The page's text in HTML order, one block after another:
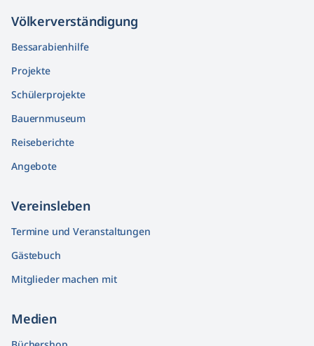
Völkerver­ständigung
Bessarabienhilfe
Projekte
Schülerprojekte
Bauernmuseum
Reiseberichte
Angebote
Vereinsleben
Termine und Veranstaltungen
Gästebuch
Mitglieder machen mit
Medien